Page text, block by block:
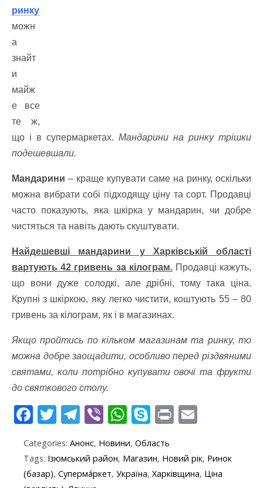
ринку
можн
а
знайт
и
майж
е все
те ж,
що і в супермаркетах. Мандарини на ринку трішки
подешевшали.
Мандарини – краще купувати саме на ринку, оскільки
можна вибрати собі підходящу ціну та сорт. Продавці
часто показують, яка шкірка у мандарин, чи добре
чистяться та навіть дають скуштувати.
Найдешевші мандарини у Харківській області
вартують 42 гривень за кілограм.Продавці кажуть,
що вони дуже солодкі, але дрібні, тому така ціна.
Крупні з шкіркою, яку легко чистити, коштують 55 – 80
гривень за кілограм, як і в магазинах.
Якщо пройтись по кільком магазинам та ринку, то
можна добре заощадити, особливо перед різдвяними
святами, коли потрібно купувати овочі та фрукти
до святкового столу.
F
e
b
T
itt
er
T
e
gr
Vi
er
W
at
s
S
y
p
Pr
t ai
l
Categories: Анонс, Новини, Область
Tags: Ізюмський район, Магазин, Новий рік, Ринок
(базар), Суперма́ркет, Україна, Харківщина, Ціна